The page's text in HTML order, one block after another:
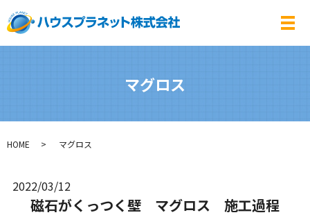
メ
マグロス
HOME マグロス
2022/03/12
磁石がくっつく壁 マグロス 施工過程